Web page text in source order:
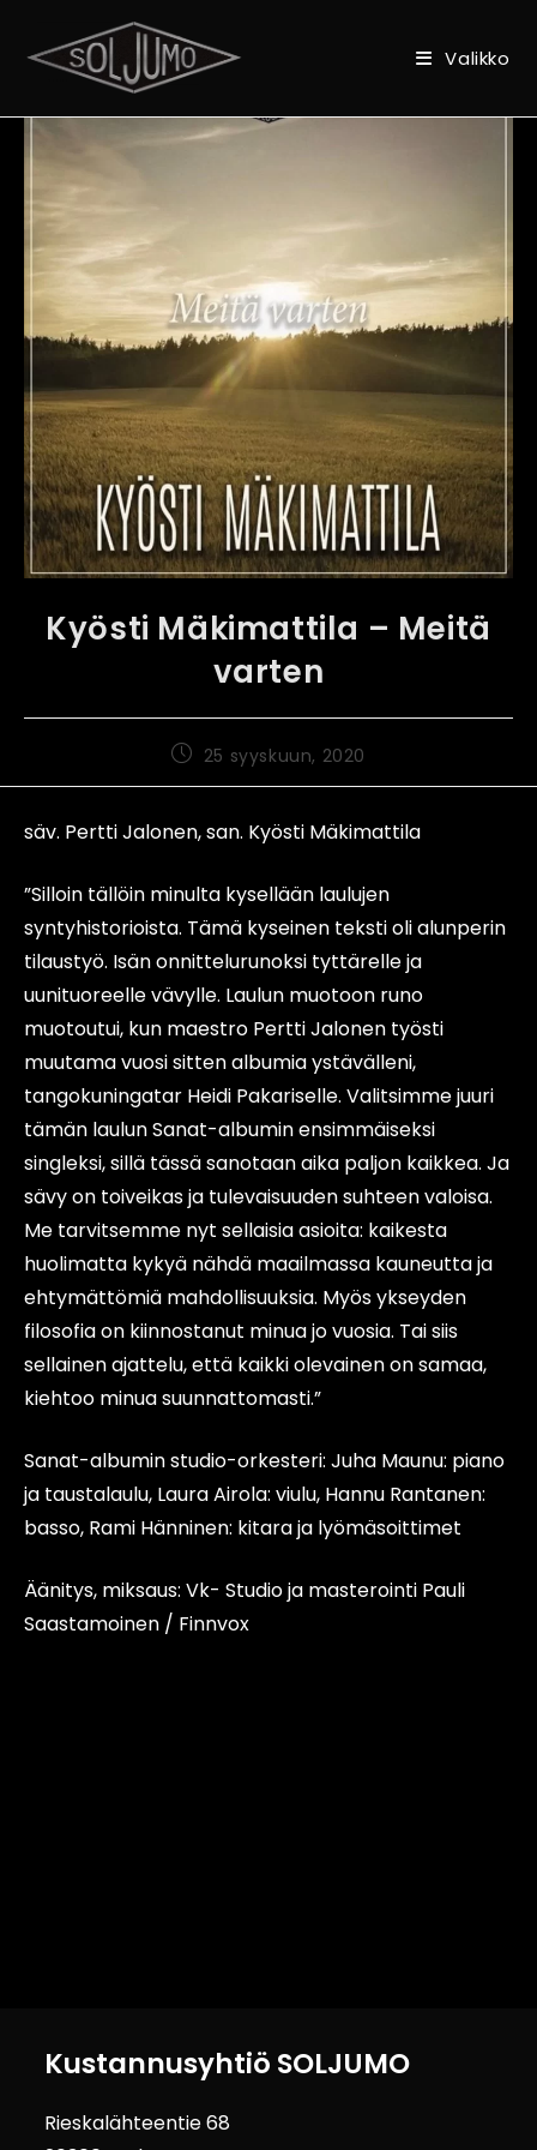
Valikko
Kyösti Mäkimattila – Meitä
varten
25 syyskuun, 2020
säv. Pertti Jalonen, san. Kyösti Mäkimattila
”Silloin tällöin minulta kysellään laulujen
syntyhistorioista. Tämä kyseinen teksti oli alunperin
tilaustyö. Isän onnittelurunoksi tyttärelle ja
uunituoreelle vävylle. Laulun muotoon runo
muotoutui, kun maestro Pertti Jalonen työsti
muutama vuosi sitten albumia ystävälleni,
tangokuningatar Heidi Pakariselle. Valitsimme juuri
tämän laulun Sanat-albumin ensimmäiseksi
singleksi, sillä tässä sanotaan aika paljon kaikkea. Ja
sävy on toiveikas ja tulevaisuuden suhteen valoisa.
Me tarvitsemme nyt sellaisia asioita: kaikesta
huolimatta kykyä nähdä maailmassa kauneutta ja
ehtymättömiä mahdollisuuksia. Myös ykseyden
filosofia on kiinnostanut minua jo vuosia. Tai siis
sellainen ajattelu, että kaikki olevainen on samaa,
kiehtoo minua suunnattomasti.”
Sanat-albumin studio-orkesteri: Juha Maunu: piano
ja taustalaulu, Laura Airola: viulu, Hannu Rantanen:
basso, Rami Hänninen: kitara ja lyömäsoittimet
Äänitys, miksaus: Vk- Studio ja masterointi Pauli
Saastamoinen / Finnvox
Kustannusyhtiö SOLJUMO
Rieskalähteentie 68